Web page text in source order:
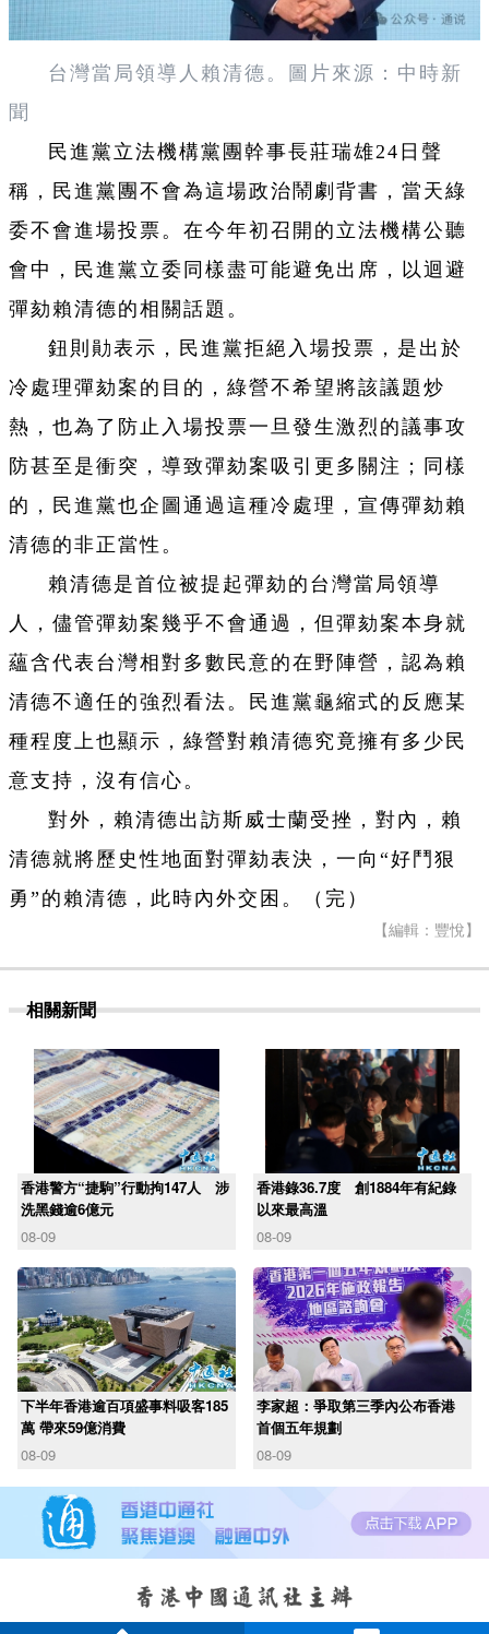
台灣當局領導人賴清德。圖片來源：中時新
聞
民進黨立法機構黨團幹事長莊瑞雄24日聲
稱，民進黨團不會為這場政治鬧劇背書，當天綠
委不會進場投票。在今年初召開的立法機構公聽
會中，民進黨立委同樣盡可能避免出席，以迴避
彈劾賴清德的相關話題。
鈕則勛表示，民進黨拒絕入場投票，是出於
冷處理彈劾案的目的，綠營不希望將該議題炒
熱，也為了防止入場投票一旦發生激烈的議事攻
防甚至是衝突，導致彈劾案吸引更多關注；同樣
的，民進黨也企圖通過這種冷處理，宣傳彈劾賴
清德的非正當性。
賴清德是首位被提起彈劾的台灣當局領導
人，儘管彈劾案幾乎不會通過，但彈劾案本身就
蘊含代表台灣相對多數民意的在野陣營，認為賴
清德不適任的強烈看法。民進黨龜縮式的反應某
種程度上也顯示，綠營對賴清德究竟擁有多少民
意支持，沒有信心。
對外，賴清德出訪斯威士蘭受挫，對內，賴
清德就將歷史性地面對彈劾表決，一向“好鬥狠
勇”的賴清德，此時內外交困。（完）
【編輯：豐悅】
相關新聞
香港警方“捷駒”行動拘147人 涉
洗黑錢逾6億元
08-09
香港錄36.7度 創1884年有紀錄
以來最高溫
08-09
下半年香港逾百項盛事料吸客185
萬 帶來59億消費
08-09
李家超：爭取第三季內公布香港
首個五年規劃
08-09